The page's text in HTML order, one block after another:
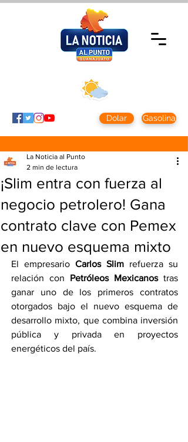
Dolar Gasolina
¡Slim entra con fuerza al
negocio petrolero! Gana
contrato clave con Pemex
en nuevo esquema mixto
La Noticia al Punto
2 min de lectura
El empresario Carlos Slim refuerza su
relación con Petróleos Mexicanos tras
ganar uno de los primeros contratos
otorgados bajo el nuevo esquema de
desarrollo mixto, que combina inversión
pública y privada en proyectos
energéticos del país.